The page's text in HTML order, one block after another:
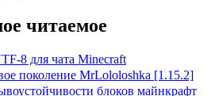
читаемое
8 для чата Minecraft
поколение MrLololoshka [1.15.2]
блоков майнкрафт